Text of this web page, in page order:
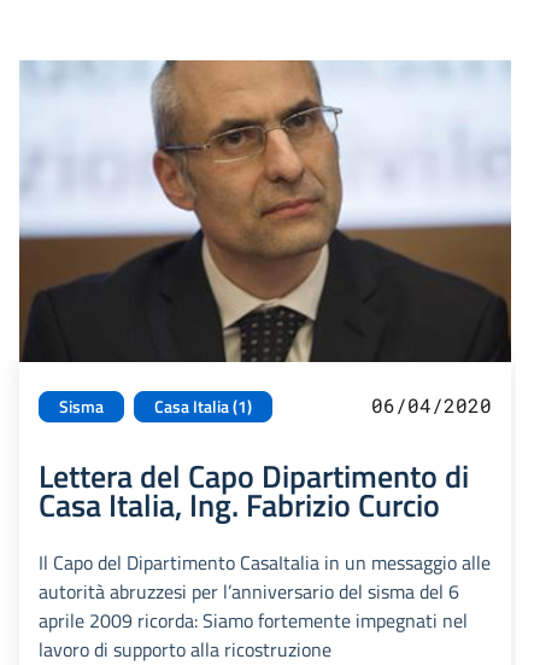
Sisma Casa Italia (1) 06/04/2020
Lettera del Capo Dipartimento di
Casa Italia, Ing. Fabrizio Curcio
Il Capo del Dipartimento CasaItalia in un messaggio alle
autorità abruzzesi per l’anniversario del sisma del 6
aprile 2009 ricorda: Siamo fortemente impegnati nel
lavoro di supporto alla ricostruzione